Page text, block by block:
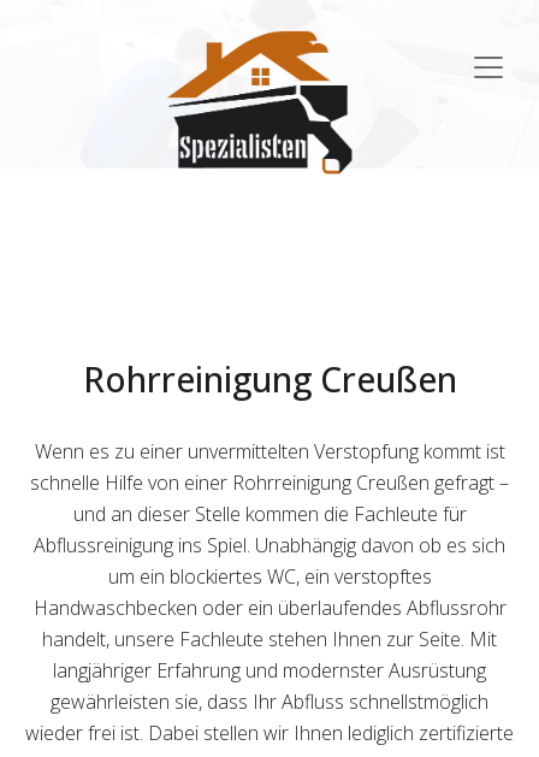
Rohrreinigung Creußen
Wenn es zu einer unvermittelten Verstopfung kommt ist
schnelle Hilfe von einer Rohrreinigung Creußen gefragt –
und an dieser Stelle kommen die Fachleute für
Abflussreinigung ins Spiel. Unabhängig davon ob es sich
um ein blockiertes WC, ein verstopftes
Handwaschbecken oder ein überlaufendes Abflussrohr
handelt, unsere Fachleute stehen Ihnen zur Seite. Mit
langjähriger Erfahrung und modernster Ausrüstung
gewährleisten sie, dass Ihr Abfluss schnellstmöglich
wieder frei ist. Dabei stellen wir Ihnen lediglich zertifizierte